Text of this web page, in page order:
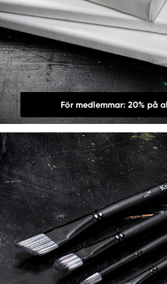
För medlemmar: 20% på